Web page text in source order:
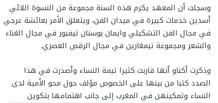
وسجلت أن المعهد يكرم هذه السنة مجموعة من النسوة اللائي
أسدين خدمات كبيرة في ميدان الفن، ويتعلق الأمر بعائشة عرجي
في مجال الفن التشكيلي وايمان بوسنان تيفيور في مجال الغناء
والشعر ومجموعة تيمغارين في مجال الرقص العصري.
وذكرت أكناو أنها قاربت كثيرا تيمة النساء وأصدرت في هذا
الصدد كتبا من بينها على الخصوص مؤلف حول محو الأمية لدى
النساء وتمكينهن في المغرب إلى جانب اهتمامها بتكوين